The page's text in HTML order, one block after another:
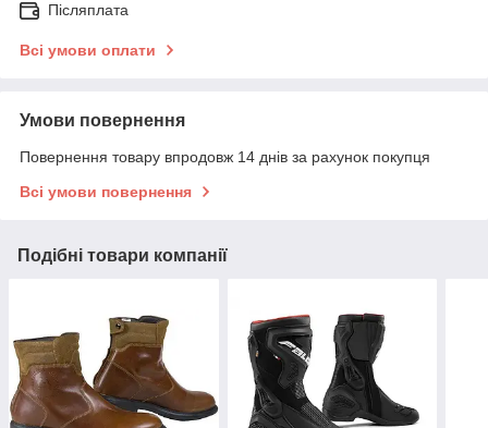
Післяплата
Всі умови оплати
Умови повернення
Повернення товару впродовж 14 днів за рахунок покупця
Всі умови повернення
Подібні товари компанії